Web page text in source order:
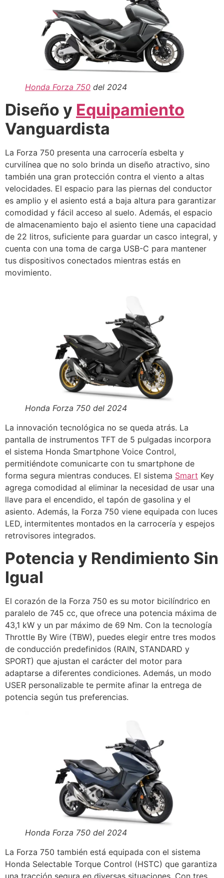
Honda Forza 750 del 2024
Diseño y Equipamiento
Vanguardista
La Forza 750 presenta una carrocería esbelta y
curvilínea que no solo brinda un diseño atractivo, sino
también una gran protección contra el viento a altas
velocidades. El espacio para las piernas del conductor
es amplio y el asiento está a baja altura para garantizar
comodidad y fácil acceso al suelo. Además, el espacio
de almacenamiento bajo el asiento tiene una capacidad
de 22 litros, suficiente para guardar un casco integral, y
cuenta con una toma de carga USB-C para mantener
tus dispositivos conectados mientras estás en
movimiento.
Honda Forza 750 del 2024
La innovación tecnológica no se queda atrás. La
pantalla de instrumentos TFT de 5 pulgadas incorpora
el sistema Honda Smartphone Voice Control,
permitiéndote comunicarte con tu smartphone de
forma segura mientras conduces. El sistema Smart Key
agrega comodidad al eliminar la necesidad de usar una
llave para el encendido, el tapón de gasolina y el
asiento. Además, la Forza 750 viene equipada con luces
LED, intermitentes montados en la carrocería y espejos
retrovisores integrados.
Potencia y Rendimiento Sin
Igual
El corazón de la Forza 750 es su motor bicilíndrico en
paralelo de 745 cc, que ofrece una potencia máxima de
43,1 kW y un par máximo de 69 Nm. Con la tecnología
Throttle By Wire (TBW), puedes elegir entre tres modos
de conducción predefinidos (RAIN, STANDARD y
SPORT) que ajustan el carácter del motor para
adaptarse a diferentes condiciones. Además, un modo
USER personalizable te permite afinar la entrega de
potencia según tus preferencias.
Honda Forza 750 del 2024
La Forza 750 también está equipada con el sistema
Honda Selectable Torque Control (HSTC) que garantiza
una tracción segura en diversas situaciones. Con tres